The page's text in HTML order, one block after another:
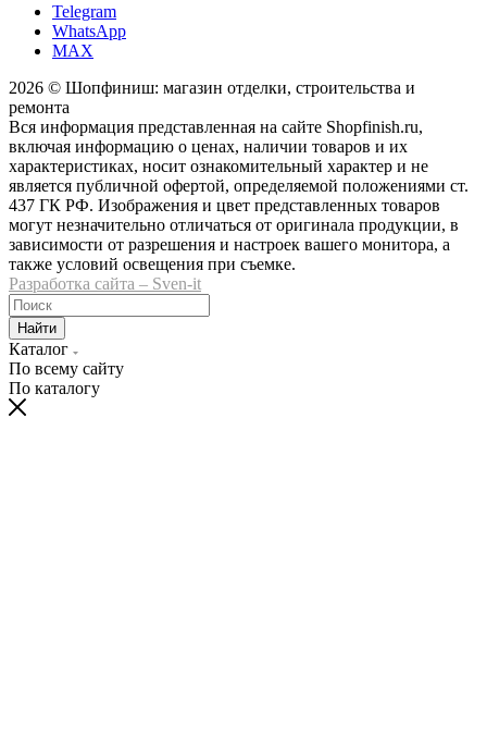
Telegram
WhatsApp
MAX
2026 © Шопфиниш: магазин отделки, строительства и
ремонта
Вся информация представленная на сайте Shopfinish.ru,
включая информацию о ценах, наличии товаров и их
характеристиках, носит ознакомительный характер и не
является публичной офертой, определяемой положениями ст.
437 ГК РФ. Изображения и цвет представленных товаров
могут незначительно отличаться от оригинала продукции, в
зависимости от разрешения и настроек вашего монитора, а
также условий освещения при съемке.
Разработка сайта – Sven-it
Найти
Каталог
По всему сайту
По каталогу